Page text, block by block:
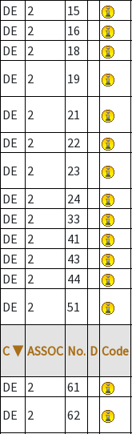
DE
2 15
DE
2 16
DE
2 18
DE
2 19
DE 2 21
DE
2 22
DE
2 23
DE
2 24
DE
2 33
DE
2 41
DE
2 43
DE
2 44
DE
2 51
C ▼ ASSOC No. D Code
DE 2 61
DE
2 62